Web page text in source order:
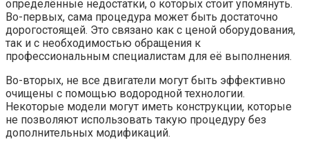
определённые недостатки, о которых стоит упомянуть.
Во-первых, сама процедура может быть достаточно
дорогостоящей. Это связано как с ценой оборудования,
так и с необходимостью обращения к
профессиональным специалистам для её выполнения.
Во-вторых, не все двигатели могут быть эффективно
очищены с помощью водородной технологии.
Некоторые модели могут иметь конструкции, которые
не позволяют использовать такую процедуру без
дополнительных модификаций.